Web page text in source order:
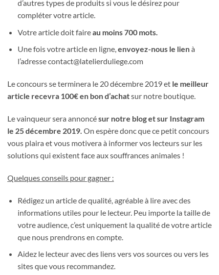
d’autres types de produits si vous le désirez pour
compléter votre article.
Votre article doit faireau moins 700 mots.
Une fois votre article en ligne,envoyez-nous le lienà
l’adresse contact@latelierduliege.com
Le concours se terminera le 20 décembre 2019 et le meilleur
article recevra 100€ en bon d’achatsur notre boutique.
Le vainqueur sera annoncésur notre blog et sur Instagram
le 25 décembre 2019. On espère donc que ce petit concours
vous plaira et vous motivera à informer vos lecteurs sur les
solutions qui existent face aux souffrances animales !
Quelques conseils pour gagner :
Rédigez un article de qualité, agréable à lire avec des
informations utiles pour le lecteur. Peu importe la taille de
votre audience, c’est uniquement la qualité de votre article
que nous prendrons en compte.
Aidez le lecteur avec des liens vers vos sources ou vers les
sites que vous recommandez.